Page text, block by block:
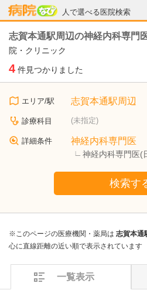
人で選べる医院検索
病院なび
志賀本通駅周辺の神経内科専門
院・クリニック
4 件見つかりました
エリア/駅 志賀本通駅周辺
診療科目 (未指定)
詳細条件 神経内科専門医
神経内科専門医(
検索す
※このページの医療機関・薬局は 志賀本通
心に直線距離の近い順で表示されています
一覧表示